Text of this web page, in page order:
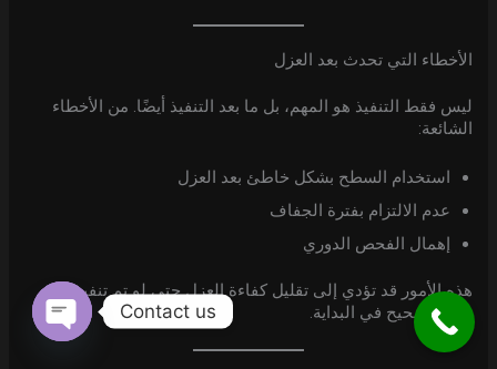
الأخطاء التي تحدث بعد العزل
ليس فقط التنفيذ هو المهم، بل ما بعد التنفيذ أيضًا. من الأخطاء
الشائعة:
استخدام السطح بشكل خاطئ بعد العزل
عدم الالتزام بفترة الجفاف
إهمال الفحص الدوري
هذه الأمور قد تؤدي إلى تقليل كفاءة العزل حتى لو تم تنفيذه
بشكل صحيح في البداية.
Contact us